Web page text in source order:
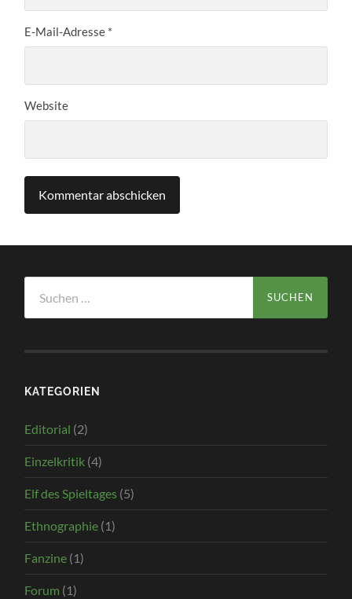
E-Mail-Adresse *
Website
nach:
KATEGORIEN
Editorial (2)
Einzelkritik (4)
Elf des Spieltages (5)
Ethnographie (1)
Fanzine (1)
Forum (1)